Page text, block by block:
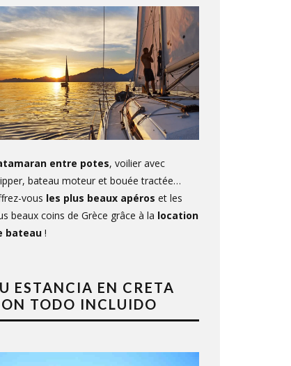
entre potes, voilier avec
bateau moteur et bouée tractée…
vous les plus beaux apéros et les
beaux coins de Grèce grâce à la location
bateau !
ESTANCIA EN CRETA
TODO INCLUIDO